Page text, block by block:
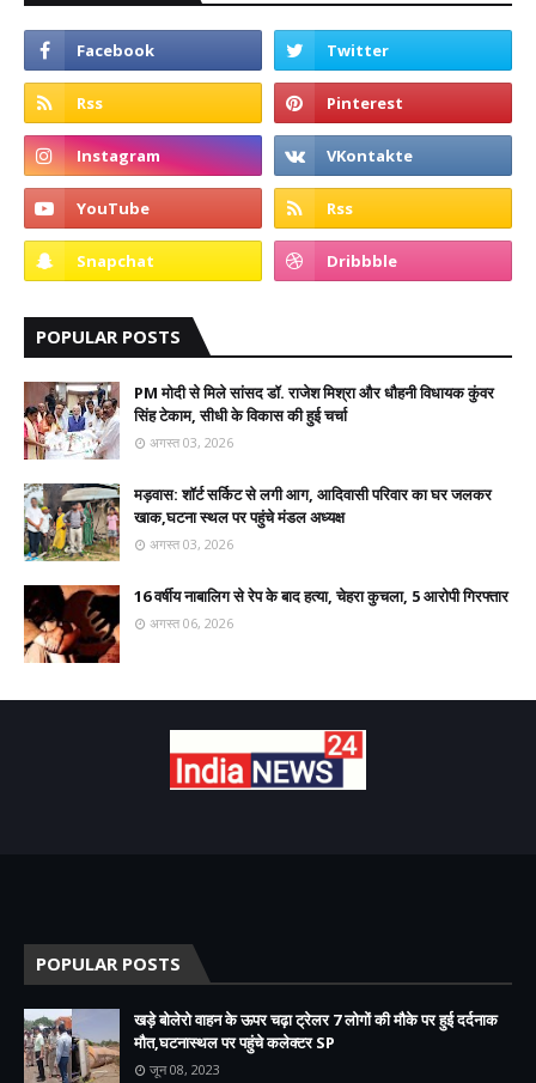
POPULAR POSTS
PM मोदी से मिले सांसद डॉ. राजेश मिश्रा और धौहनी विधायक कुंवर
सिंह टेकाम, सीधी के विकास की हुई चर्चा
अगस्त 03, 2026
मड़वास: शॉर्ट सर्किट से लगी आग, आदिवासी परिवार का घर जलकर
खाक,घटना स्थल पर पहुंचे मंडल अध्यक्ष
अगस्त 03, 2026
16 वर्षीय नाबालिग से रेप के बाद हत्या, चेहरा कुचला, 5 आरोपी गिरफ्तार
अगस्त 06, 2026
POPULAR POSTS
खड़े बोलेरो वाहन के ऊपर चढ़ा ट्रेलर 7 लोगों की मौके पर हुई दर्दनाक
मौत,घटनास्थल पर पहुंचे कलेक्टर SP
जून 08, 2023